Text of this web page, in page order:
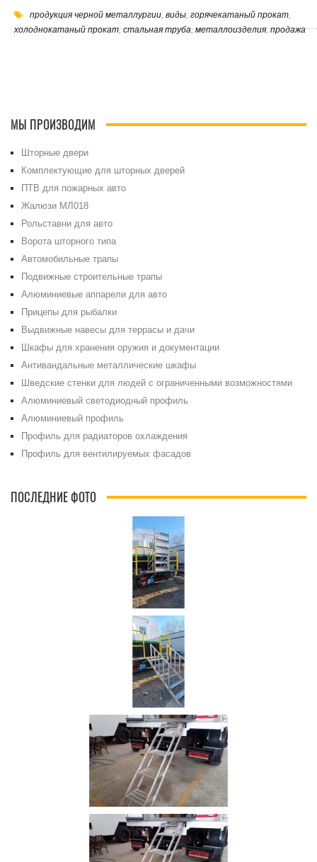
продукция черной металлургии, виды, горячекатаный прокат,
холоднокатаный прокат,стальная труба,металлоизделия,продажа
МЫ ПРОИЗВОДИМ
Шторные двери
Комплектующие для шторных дверей
ПТВ для пожарных авто
Жалюзи МЛ018
Рольставни для авто
Ворота шторного типа
Автомобильные трапы
Подвижные строительные трапы
Алюминиевые аппарели для авто
Прицепы для рыбалки
Выдвижные навесы для террасы и дачи
Шкафы для хранения оружия и документации
Антивандальные металлические шкафы
Шведские стенки для людей с ограниченными возможностями
Алюминиевый светодиодный профиль
Алюминиевый профиль
Профиль для радиаторов охлаждения
Профиль для вентилируемых фасадов
ПОСЛЕДНИЕ ФОТО